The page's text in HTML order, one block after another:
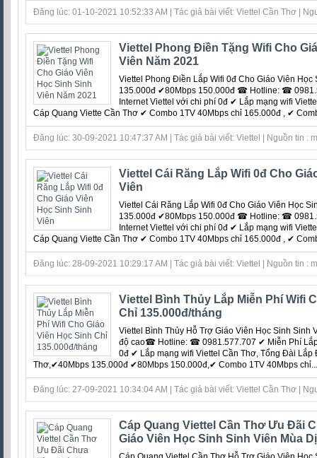
Đăng lúc: 01-10-2021 10:52:33 AM | Tác giả bài viết: Viettel Cần Thơ |
Viettel Phong Điền Tặng Wifi Cho
Viên Năm 2021
Viettel Phong Điền Lắp Wifi 0đ Cho Giáo Viên
135.000đ ✔80Mbps 150.000đ ☎ Hotline: ☎
Internet Viettel với chi phí 0đ ‎✔ Lắp mạng wifi
Cáp Quang Viette Cần Thơ ✔ Combo 1TV 40Mbps chỉ 165.000đ , ✔
Đăng lúc: 30-09-2021 10:47:37 AM | Tác giả bài viết: Viettel | Nguồn tin :
Viettel Cái Răng Lắp Wifi 0đ Cho
Viên
Viettel Cái Răng Lắp Wifi 0đ Cho Giáo Viên Học
135.000đ ✔80Mbps 150.000đ ☎ Hotline: ☎
Internet Viettel với chi phí 0đ ‎✔ Lắp mạng wifi
Cáp Quang Viette Cần Thơ ✔ Combo 1TV 40Mbps chỉ 165.000đ , ✔
Đăng lúc: 28-09-2021 10:29:17 AM | Tác giả bài viết: Viettel | Nguồn tin :
Viettel Bình Thủy Lắp Miễn Phí Wifi
Chỉ 135.000đ/tháng
Viettel Bình Thủy Hỗ Trợ Giáo Viên Học Sinh Sinh
độ cao☎ Hotline: ☎ 0981.577.707 ✔ Miễn Phí
0đ ‎✔ Lắp mạng wifi Viettel Cần Thơ, Tổng Đài Lắp
Thơ,✔40Mbps 135.000đ ✔80Mbps 150.000đ,✔ Combo 1TV 40Mbps
Đăng lúc: 27-09-2021 10:34:04 AM | Tác giả bài viết: Viettel Cần Thơ |
Cáp Quang Viettel Cần Thơ Ưu Đãi
Giáo Viên Học Sinh Sinh Viên Mùa